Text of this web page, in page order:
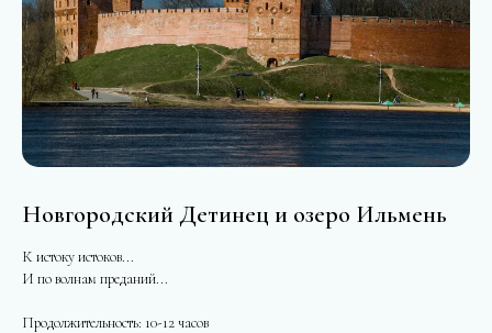
Новгородский Детинец и озеро Ильмень
К истоку истоков...
И по волнам преданий...
Продолжительность: 10-12 часов